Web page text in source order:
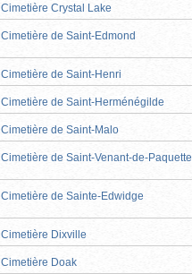
Cimetière Crystal Lake
Cimetière de Saint-Edmond
Cimetière de Saint-Henri
Cimetière de Saint-Herménégilde
Cimetière de Saint-Malo
Cimetière de Saint-Venant-de-Paquette
Cimetière de Sainte-Edwidge
Cimetière Dixville
Cimetière Doak